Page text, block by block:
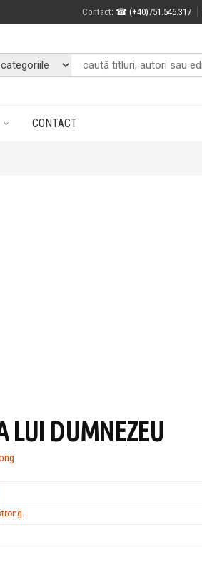
Contact: ☎ (+40)751.546.317
CONTACT
LUI DUMNEZEU
.